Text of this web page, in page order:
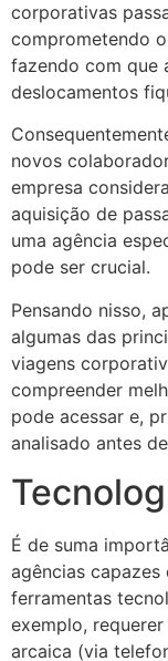
corporativas
comprometendo
fazendo com que
deslocamentos
novos
empresa
aquisição de
uma agência
pode ser crucial.
Pensando nisso,
algumas das
viagens
compreender
pode acessar e,
analisado antes
É de suma
agências
ferramentas
exemplo,
arcaica (via